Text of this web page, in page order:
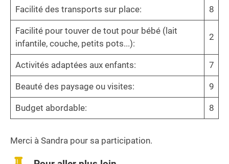
Facilité des transports sur place: 8
Facilité pour touver de tout pour bébé (lait
infantile, couche, petits pots...):
2
Activités adaptées aux enfants: 7
Beauté des paysage ou visites: 9
Budget abordable: 8
Merci à Sandra pour sa participation.